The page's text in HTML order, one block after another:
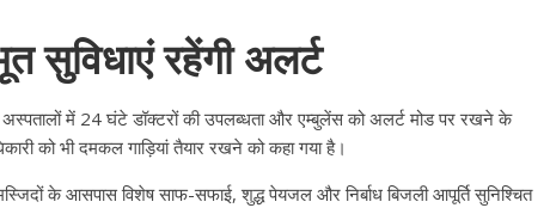
रहेंगी अलर्ट
में 24 घंटे डॉक्टरों की उपलब्धता और एम्बुलेंस को अलर्ट मोड पर रखने के
को भी दमकल गाड़ियां तैयार रखने को कहा गया है।
के आसपास विशेष साफ-सफाई, शुद्ध पेयजल और निर्बाध बिजली आपूर्ति सुनिश्चित
Editor All Rights